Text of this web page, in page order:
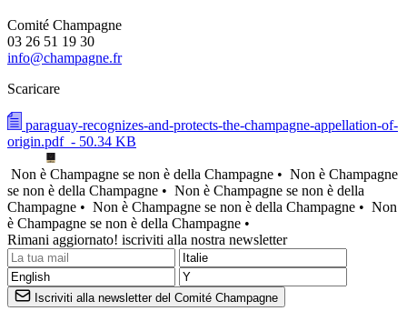
Comité Champagne
03 26 51 19 30
info@champagne.fr
Scaricare
paraguay-recognizes-and-protects-the-champagne-appellation-of-
origin.pdf - 50.34 KB
Non è Champagne se non è della Champagne • Non è Champagne
se non è della Champagne • Non è Champagne se non è della
Champagne • Non è Champagne se non è della Champagne • Non
è Champagne se non è della Champagne •
Rimani aggiornato! iscriviti alla nostra newsletter
Iscriviti alla newsletter del Comité Champagne